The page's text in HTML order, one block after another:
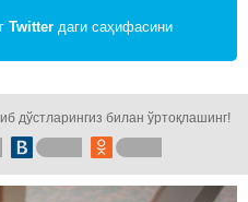
Twitter даги саҳифасини
дўстларингиз билан ўртоқлашинг!